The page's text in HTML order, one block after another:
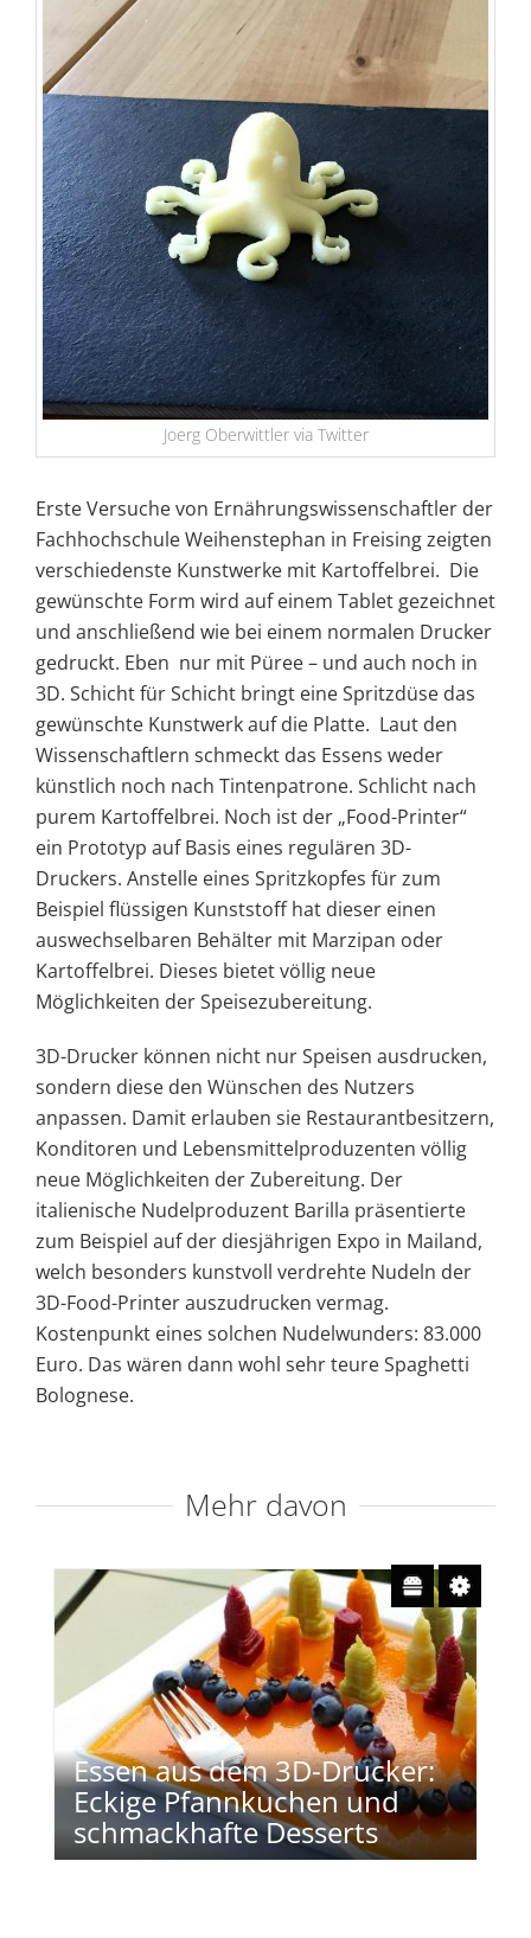
Joerg Oberwittler via Twitter
Erste Versuche von Ernährungswissenschaftler der
Fachhochschule Weihenstephan in Freising zeigten
verschiedenste Kunstwerke mit Kartoffelbrei. Die
gewünschte Form wird auf einem Tablet gezeichnet
und anschließend wie bei einem normalen Drucker
gedruckt. Eben nur mit Püree – und auch noch in
3D. Schicht für Schicht bringt eine Spritzdüse das
gewünschte Kunstwerk auf die Platte. Laut den
Wissenschaftlern schmeckt das Essens weder
künstlich noch nach Tintenpatrone. Schlicht nach
purem Kartoffelbrei. Noch ist der „Food-Printer“
ein Prototyp auf Basis eines regulären 3D-
Druckers. Anstelle eines Spritzkopfes für zum
Beispiel flüssigen Kunststoff hat dieser einen
auswechselbaren Behälter mit Marzipan oder
Kartoffelbrei. Dieses bietet völlig neue
Möglichkeiten der Speisezubereitung.
3D-Drucker können nicht nur Speisen ausdrucken,
sondern diese den Wünschen des Nutzers
anpassen. Damit erlauben sie Restaurantbesitzern,
Konditoren und Lebensmittelproduzenten völlig
neue Möglichkeiten der Zubereitung. Der
italienische Nudelproduzent Barilla präsentierte
zum Beispiel auf der diesjährigen Expo in Mailand,
welch besonders kunstvoll verdrehte Nudeln der
3D-Food-Printer auszudrucken vermag.
Kostenpunkt eines solchen Nudelwunders: 83.000
Euro. Das wären dann wohl sehr teure Spaghetti
Bolognese.
Mehr davon
Essen aus dem 3D-Drucker:
Eckige Pfannkuchen und
schmackhafte Desserts